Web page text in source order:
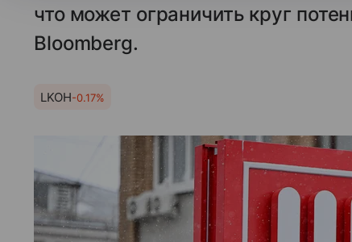
что может ограничить круг
Bloomberg.
LKOH-0.17%